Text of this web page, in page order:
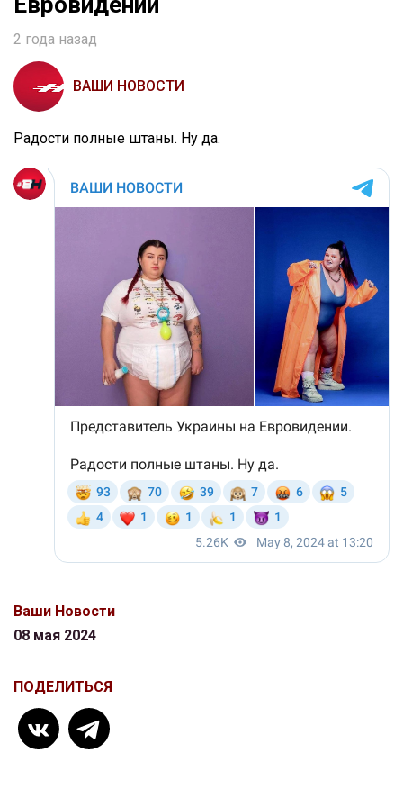
2 года назад
ВАШИ НОВОСТИ
Радости полные штаны. Ну да.
Ваши Новости
08 мая 2024
ПОДЕЛИТЬСЯ